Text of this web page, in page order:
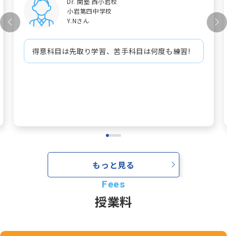
小岩第四中学校
Y.Nさん
得意科目は先取り学習、苦手科目は何度も練習!
もっと見る
授業料